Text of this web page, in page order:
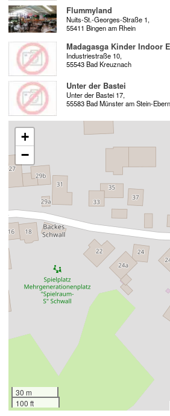
Flummyland
Nuits-St.-Georges-Straße 1,
55411 Bingen am Rhein
Madagasga Kinder Indoor
Industriestraße 10,
55543 Bad Kreuznach
Unter der Bastei
Unter der Bastei 17,
55583 Bad Münster am Stein-
+
−
30 m
100 ft